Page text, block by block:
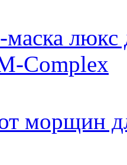
люкс
Complex
морщин